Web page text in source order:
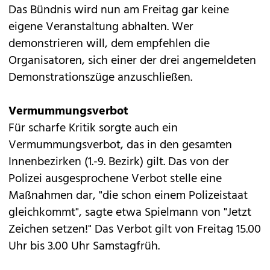
Das Bündnis wird nun am Freitag gar keine
eigene Veranstaltung abhalten. Wer
demonstrieren will, dem empfehlen die
Organisatoren, sich einer der drei angemeldeten
Demonstrationszüge anzuschließen.
Vermummungsverbot
Für scharfe Kritik sorgte auch ein
Vermummungsverbot, das in den gesamten
Innenbezirken (1.-9. Bezirk) gilt. Das von der
Polizei ausgesprochene Verbot stelle eine
Maßnahmen dar, "die schon einem Polizeistaat
gleichkommt", sagte etwa Spielmann von "Jetzt
Zeichen setzen!" Das Verbot gilt von Freitag 15.00
Uhr bis 3.00 Uhr Samstagfrüh.